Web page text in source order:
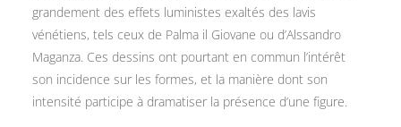
grandement des effets luministes exaltés des lavis
vénétiens, tels ceux de Palma il Giovane ou d’Alssandro
Maganza. Ces dessins ont pourtant en commun l’intérêt
son incidence sur les formes, et la manière dont son
intensité participe à dramatiser la présence d’une figure.